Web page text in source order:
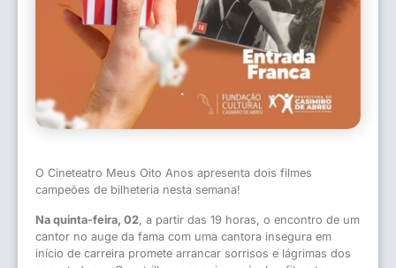
O Cineteatro Meus Oito Anos apresenta dois filmes
campeões de bilheteria nesta semana!
Na quinta-feira, 02, a partir das 19 horas, o encontro de um
cantor no auge da fama com uma cantora insegura em
início de carreira promete arrancar sorrisos e lágrimas dos